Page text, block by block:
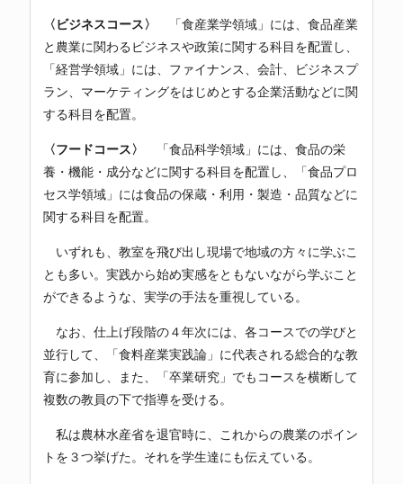
〈ビジネスコース〉
「食産業学領域」には、食品産業
と農業に関わるビジネスや政策に関する科目を配置し、
「経営学領域」には、ファイナンス、会計、ビジネスプ
ラン、マーケティングをはじめとする企業活動などに関
する科目を配置。
〈フードコース〉
「食品科学領域」には、食品の栄
養・機能・成分などに関する科目を配置し、「食品プロ
セス学領域」には食品の保蔵・利用・製造・品質などに
関する科目を配置。
いずれも、教室を飛び出し現場で地域の方々に学ぶこ
とも多い。実践から始め実感をともないながら学ぶこと
ができるような、実学の手法を重視している。
なお、仕上げ段階の４年次には、各コースでの学びと
並行して、「食料産業実践論」に代表される総合的な教
育に参加し、また、「卒業研究」でもコースを横断して
複数の教員の下で指導を受ける。
私は農林水産省を退官時に、これからの農業のポイン
トを３つ挙げた。それを学生達にも伝えている。